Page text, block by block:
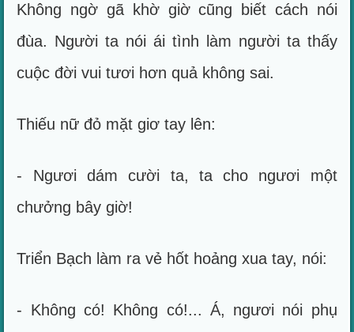
Không ngờ gã khờ giờ cũng biết cách nói
đùa. Người ta nói ái tình làm người ta thấy
cuộc đời vui tươi hơn quả không sai.
Thiếu nữ đỏ mặt giơ tay lên:
- Ngươi dám cười ta, ta cho ngươi một
chưởng bây giờ!
Triển Bạch làm ra vẻ hốt hoảng xua tay, nói:
- Không có! Không có!... Á, ngươi nói phụ